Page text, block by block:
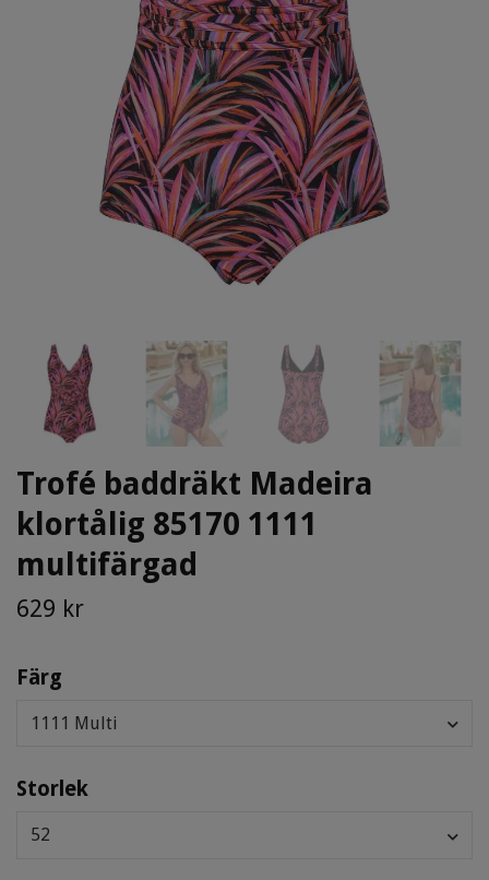
Trofé baddräkt Madeira
klortålig 85170 1111
multifärgad
629 kr
Färg
1111 Multi
Storlek
52